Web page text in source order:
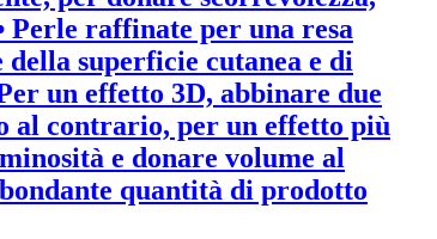
Perle raffinate per una resa
superficie cutanea e di
un effetto 3D, abbinare due
al contrario, per un effetto più
e donare volume al
quantità di prodotto